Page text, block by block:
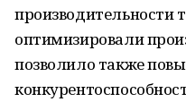
производительности
оптимизировали
позволило также